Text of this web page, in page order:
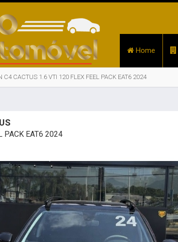
Home
C4 CACTUS 1.6 VTI 120 FLEX FEEL PACK EAT6 2024
PACK EAT6 2024